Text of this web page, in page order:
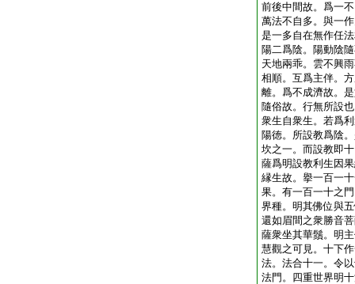
前後中間故。爲一
萬法不自多。與一
是一多自在無作任
陽二爲陰。陽動陰
天地兩乖。雲不興
相順。互爲主伴。
離。爲不成濟故。
隨俗故。行無所設
衆生自衆生。若爲
陽徳。所設教爲陰
坎之一。而設教即
薩爲明設教利生因
縁生故。擧一百一
果。有一百一十之
界種。明其佛位與
還如眉間之衆勝音
薩衆坐其華鬚。明
慧觀之可見。十下
法。法合十一。令
法門。四重世界明